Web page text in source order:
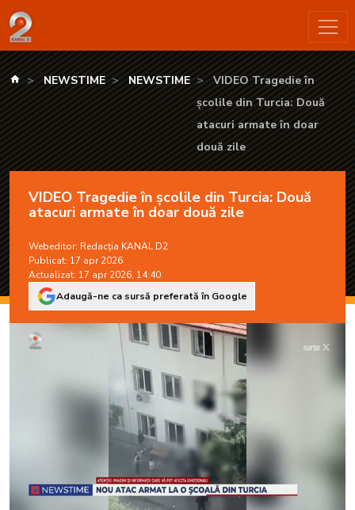
VIDEO Tragedie în școlile din Turcia: Două atacuri armate în
kanald.ro
NEWSTIME NEWSTIME
VIDEO Tragedie în
școlile din Turcia: Două
atacuri armate în doar
două zile
VIDEO Tragedie în școlile din Turcia: Două
atacuri armate în doar două zile
Webeditor: Redacția KANAL D2
Publicat: 17 apr 2026
Actualizat: 17 apr 2026, 14:40
Adaugă-ne ca sursă preferată în Google